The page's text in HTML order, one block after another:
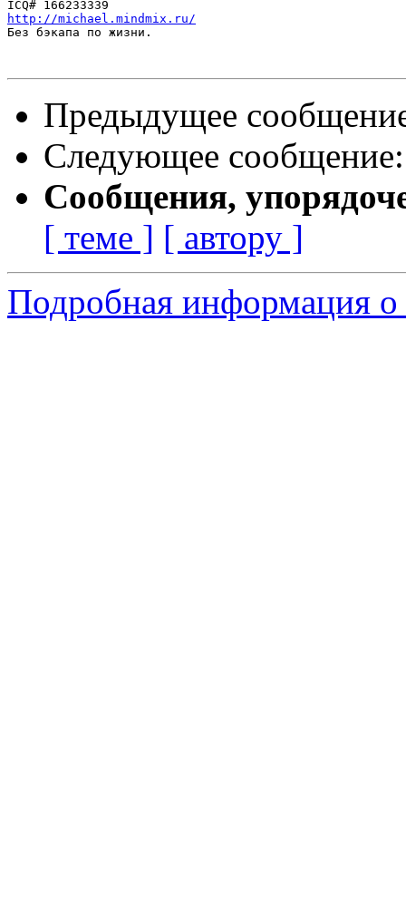
http://michael.mindmix.ru/
Без бэкапа по жизни.
Предыдущее
Следующее
Сообщения,
[ теме ] [ автору ]
Подробная информация